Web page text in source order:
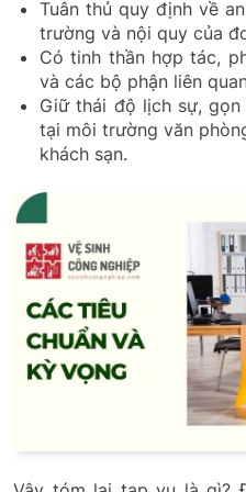
Tuân thủ quy định về
trường và nội quy của
Có tinh thần hợp tác,
và các bộ phận liên
Giữ thái độ lịch sự,
tại môi trường văn
khách sạn.